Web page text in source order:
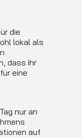
die
lokal als
dass ihr
eine
nur an
auf